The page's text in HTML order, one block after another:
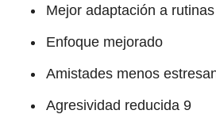
Mejor adaptación a
Enfoque mejorado
Amistades menos
Agresividad reducida 9